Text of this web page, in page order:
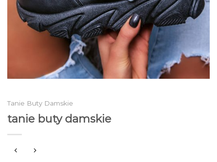
Tanie Buty Damskie
tanie buty damskie